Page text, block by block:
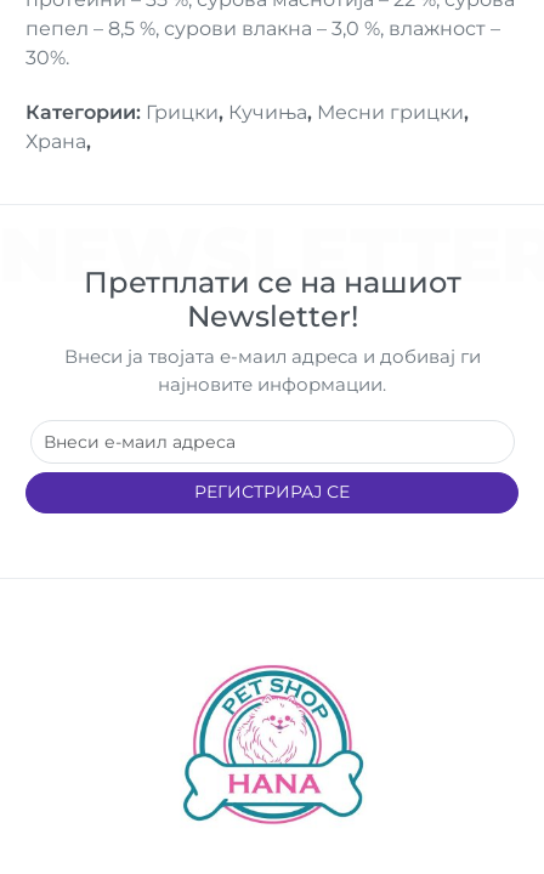
пепел – 8,5 %, сурови влакна – 3,0 %, влажност –
30%.
Категории: Грицки, Кучиња, Месни грицки,
Храна,
Претплати се на нашиот
Newsletter!
Внеси ја твојата е-маил адреса и добивај ги
најновите информации.
РЕГИСТРИРАЈ СЕ